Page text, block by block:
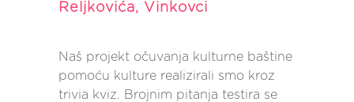
Reljkovića, Vinkovci
Naš projekt očuvanja kulturne baštine
pomoću kulture realizirali smo kroz
trivia kviz. Brojnim pitanja testira se